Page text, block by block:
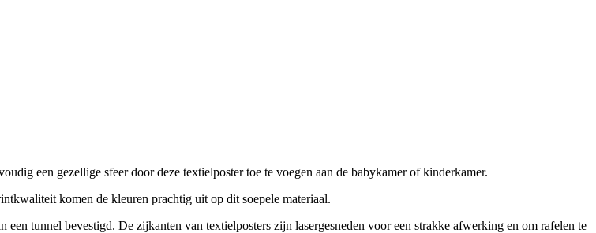
een gezellige sfeer door deze textielposter toe te voegen aan de babykamer of kinderkamer.
komen de kleuren prachtig uit op dit soepele materiaal.
tunnel bevestigd. De zijkanten van textielposters zijn lasergesneden voor een strakke afwerking en om rafelen te